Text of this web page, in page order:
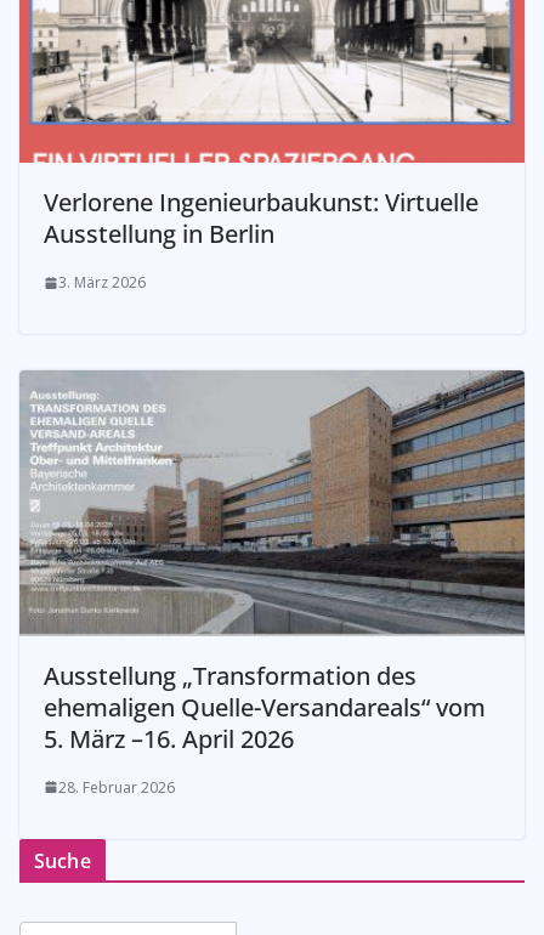
Verlorene Ingenieurbaukunst: Virtuelle
Ausstellung in Berlin
3. März 2026
Ausstellung „Transformation des
ehemaligen Quelle-Versandareals“ vom
5. März –16. April 2026
28. Februar 2026
Suche